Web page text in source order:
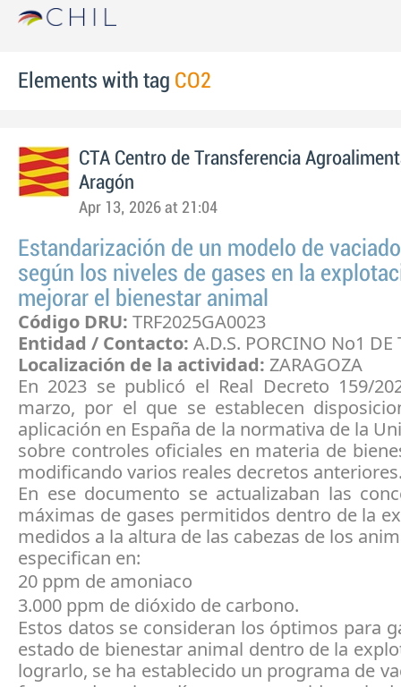
Elements with tag CO2
CTA Centro de Transferencia
Aragón
Apr 13, 2026 at 21:04
Estandarización de un modelo de
según los niveles de gases en la
mejorar el bienestar animal
Código DRU: TRF2025GA0023
Entidad / Contacto: A.D.S. PORCINO No1 DE
Localización de la actividad: ZARAGOZA
En 2023 se publicó el Real Decreto 159/
marzo, por el que se establecen
aplicación en España de la normativa de la
sobre controles oficiales en materia de
modificando varios reales decretos
En ese documento se actualizaban las
máximas de gases permitidos dentro de la
medidos a la altura de las cabezas de los
especifican en:
20 ppm de amoniaco
3.000 ppm de dióxido de carbono.
Estos datos se consideran los óptimos para
estado de bienestar animal dentro de la
lograrlo, se ha establecido un programa de